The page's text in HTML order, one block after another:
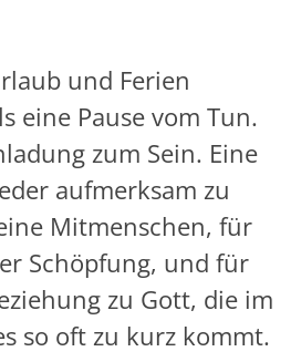
und Ferien
eine Pause vom Tun.
zum Sein. Eine
aufmerksam zu
Mitmenschen, für
Schöpfung, und für
zu Gott, die im
so oft zu kurz kommt.